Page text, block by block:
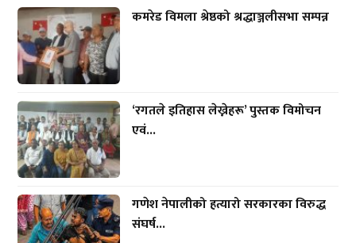
कमरेड विमला श्रेष्ठको श्रद्धाञ्जलीसभा सम्पन्न
‘रगतले इतिहास लेख्नेहरू’ पुस्तक विमोचन
एवं...
गणेश नेपालीको हत्यारो सरकारका विरुद्ध
संघर्ष...